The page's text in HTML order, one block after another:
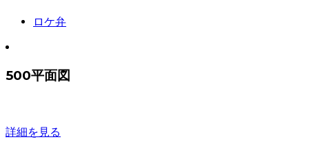
ロケ弁
500平面図
詳細を見る